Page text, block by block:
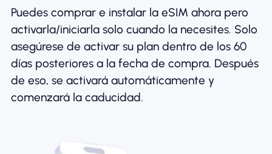
Puedes comprar e instalar la eSIM ahora pero
activarla/iniciarla solo cuando la necesites. Solo
asegúrese de activar su plan dentro de los 60
días posteriores a la fecha de compra. Después
de eso, se activará automáticamente y
comenzará la caducidad.